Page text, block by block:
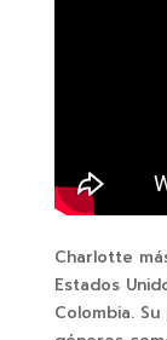
Charlotte
Estados
Colombia.